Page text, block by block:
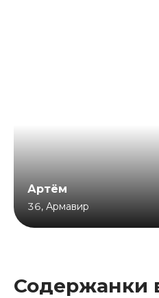
Артём
36, Армавир
Содержанки